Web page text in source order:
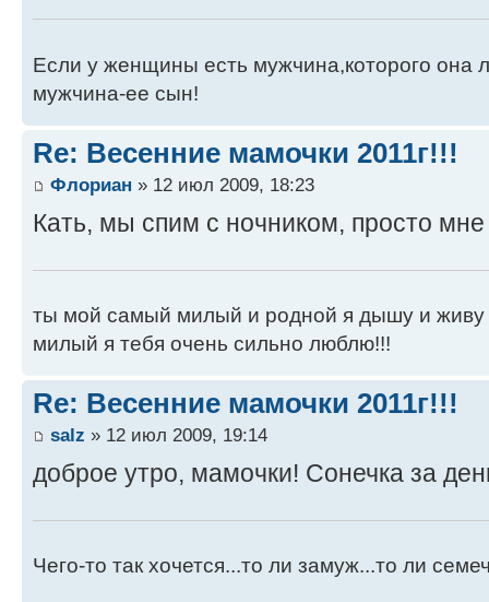
Если у женщины есть мужчина,которого она
мужчина-ее сын!
Re: Весенние мамочки 2011г!!!
Флориан » 12 июл 2009, 18:23
Кать, мы спим с ночником, просто
ты мой самый милый и родной я дышу и живу
милый я тебя очень сильно люблю!!!
Re: Весенние мамочки 2011г!!!
salz » 12 июл 2009, 19:14
доброе утро, мамочки! Сонечка за
Чего-то так хочется...то ли замуж...то ли